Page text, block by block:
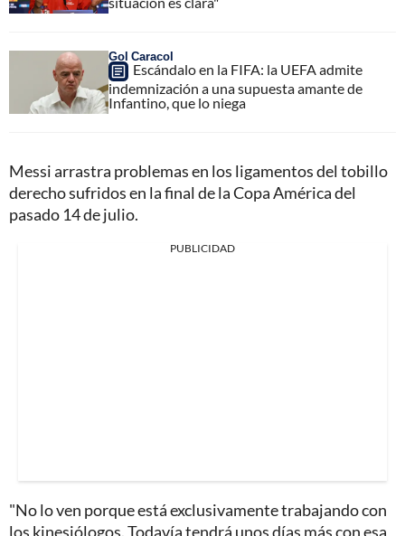
Gol Caracol
Escándalo en la FIFA: la UEFA admite
indemnización a una supuesta amante de
Infantino, que lo niega
Messi arrastra problemas en los ligamentos del tobillo
derecho sufridos en la final de la Copa América del
pasado 14 de julio.
PUBLICIDAD
"No lo ven porque está exclusivamente trabajando con
los kinesiólogos. Todavía tendrá unos días más con esa